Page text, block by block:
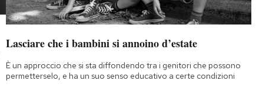
Lasciare che i bambini si annoino d’estate
È un approccio che si sta diffondendo tra i genitori che possono
permetterselo, e ha un suo senso educativo a certe condizioni